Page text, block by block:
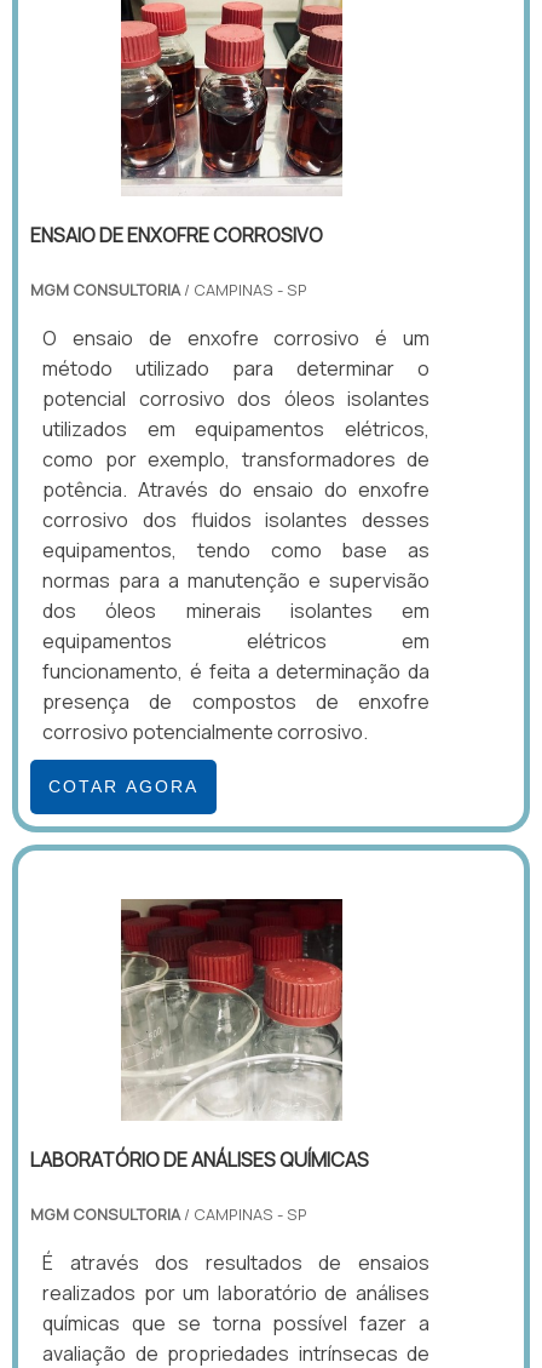
ENSAIO DE ENXOFRE CORROSIVO
MGM CONSULTORIA/ CAMPINAS - SP
O ensaio de enxofre corrosivo é um
método utilizado para determinar o
potencial corrosivo dos óleos isolantes
utilizados em equipamentos elétricos,
como por exemplo, transformadores de
potência. Através do ensaio do enxofre
corrosivo dos fluidos isolantes desses
equipamentos, tendo como base as
normas para a manutenção e supervisão
dos óleos minerais isolantes em
equipamentos elétricos em
funcionamento, é feita a determinação da
presença de compostos de enxofre
corrosivo potencialmente corrosivo.
COTAR AGORA
LABORATÓRIO DE ANÁLISES QUÍMICAS
MGM CONSULTORIA/ CAMPINAS - SP
É através dos resultados de ensaios
realizados por um laboratório de análises
químicas que se torna possível fazer a
avaliação de propriedades intrínsecas de